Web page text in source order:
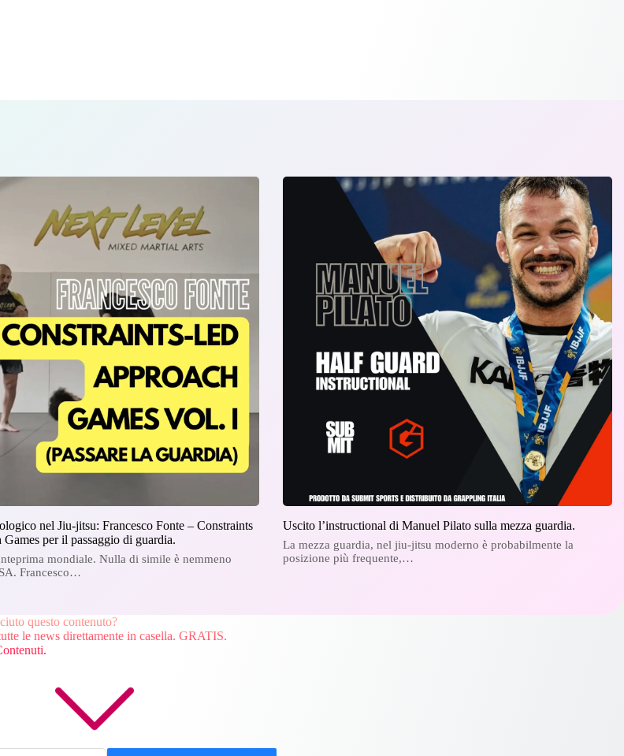
nel Jiu-jitsu: Francesco Fonte – Constraints
per il passaggio di guardia.
mondiale. Nulla di simile è nemmeno
Francesco…
Uscito l’instructional di Manuel Pilato sulla mezza guardia.
La mezza guardia, nel jiu-jitsu moderno è probabilmente la
posizione più frequente,…
questo contenuto?
le news direttamente in casella. GRATIS.